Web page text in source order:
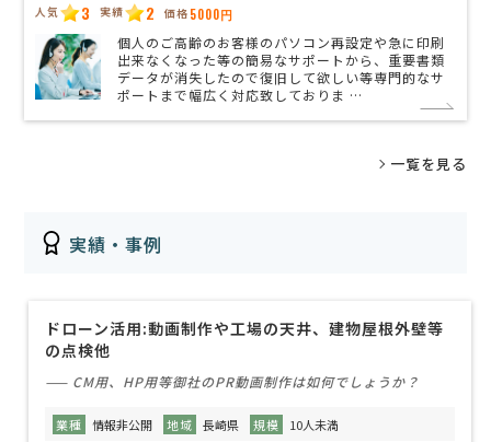
人気 3 実績 2 価格 5000円
個人のご高齢のお客様のパソコン再設定や急に印刷
出来なくなった等の簡易なサポートから、重要書類
データが消失したので復旧して欲しい等専門的なサ
ポートまで幅広く対応致しておりま …
一覧を見る
実績・事例
ドローン活用:動画制作や工場の天井、建物屋根外壁等
の点検他
—— CM用、HP用等御社のPR動画制作は如何でしょうか？
業種 情報非公開 地域 長崎県 規模 10人未満